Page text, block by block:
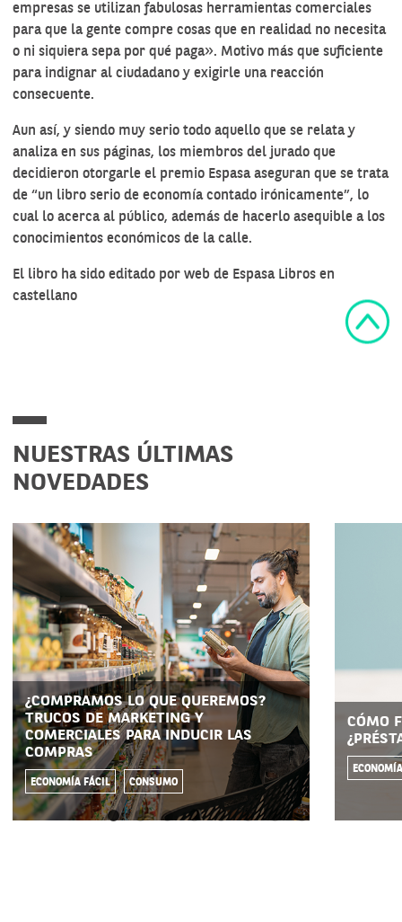
empresas se utilizan fabulosas herramientas comerciales
para que la gente compre cosas que en realidad no necesita
o ni siquiera sepa por qué paga». Motivo más que suficiente
para indignar al ciudadano y exigirle una reacción
consecuente.
Aun así, y siendo muy serio todo aquello que se relata y
analiza en sus páginas, los miembros del jurado que
decidieron otorgarle el premio Espasa aseguran que se trata
de “un libro serio de economía contado irónicamente”, lo
cual lo acerca al público, además de hacerlo asequible a los
conocimientos económicos de la calle.
El libro ha sido editado por web de Espasa Libros en
castellano
NUESTRAS ÚLTIMAS
NOVEDADES
¿COMPRAMOS LO QUE QUEREMOS?
TRUCOS DE MARKETING Y
COMERCIALES PARA INDUCIR LAS
COMPRAS
ECONOMÍA FÁCIL CONSUMO
CÓMO